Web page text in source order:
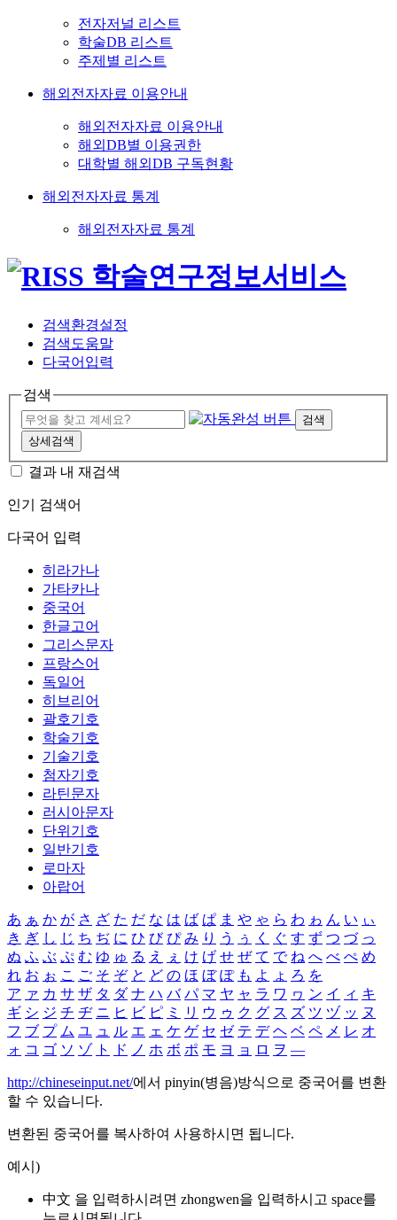
전자저널 리스트
학술DB 리스트
주제별 리스트
해외전자자료 이용안내
해외전자자료 이용안내
해외DB별 이용권한
대학별 해외DB 구독현황
해외전자자료 통계
해외전자자료 통계
검색환경설정
검색도움말
다국어입력
검색
검색
상세검색
결과 내 재검색
인기 검색어
다국어 입력
히라가나
가타카나
중국어
한글고어
그리스문자
프랑스어
독일어
히브리어
괄호기호
학술기호
기술기호
첨자기호
라틴문자
러시아문자
단위기호
일반기호
로마자
아랍어
あ ぁ か が さ ざ た だ な は ば ぱ ま や ゃ ら わ ゎ ん い ぃ
き ぎ し じ ち ぢ に ひ び ぴ み り う ぅ く ぐ す ず つ づ っ
ぬ ふ ぶ ぷ む ゆ ゅ る え ぇ け げ せ ぜ て で ね へ べ ぺ め
れ お ぉ こ ご そ ぞ と ど の ほ ぼ ぽ も よ ょ ろ を
ア ァ カ サ ザ タ ダ ナ ハ バ パ マ ヤ ャ ラ ワ ヮ ン イ ィ キ
ギ シ ジ チ ヂ ニ ヒ ビ ピ ミ リ ウ ゥ ク グ ス ズ ツ ヅ ッ ヌ
フ ブ プ ム ユ ュ ル エ ェ ケ ゲ セ ゼ テ デ ヘ ベ ペ メ レ オ
ォ コ ゴ ソ ゾ ト ド ノ ホ ボ ポ モ ヨ ョ ロ ヲ ―
http://chineseinput.net/에서 pinyin(병음)방식으로 중국어를 변환
할 수 있습니다.
변환된 중국어를 복사하여 사용하시면 됩니다.
예시)
中文 을 입력하시려면 zhongwen을 입력하시고 space를